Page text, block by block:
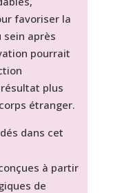
favoriser la
après
pourrait
plus
étranger.
dans cet
à partir
de